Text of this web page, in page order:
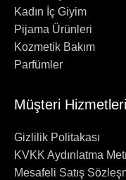
Kadın İç Giyim
Pijama Ürünleri
Kozmetik Bakım
Parfümler
Müşteri Hizmetleri
Gizlilik Politakası
KVKK Aydınlatma
Mesafeli Satış